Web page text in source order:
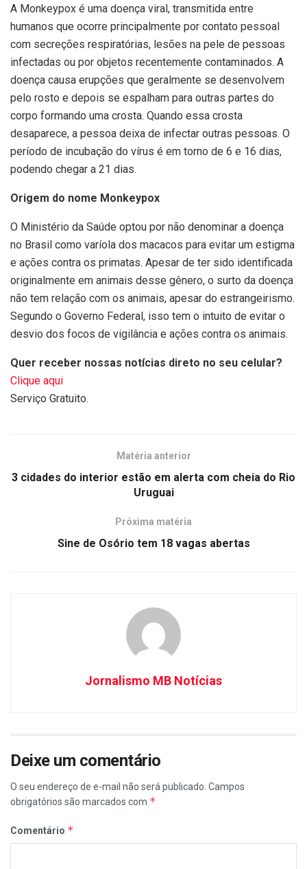
A Monkeypox é uma doença viral, transmitida entre
humanos que ocorre principalmente por contato pessoal
com secreções respiratórias, lesões na pele de pessoas
infectadas ou por objetos recentemente contaminados. A
doença causa erupções que geralmente se desenvolvem
pelo rosto e depois se espalham para outras partes do
corpo formando uma crosta. Quando essa crosta
desaparece, a pessoa deixa de infectar outras pessoas. O
período de incubação do vírus é em torno de 6 e 16 dias,
podendo chegar a 21 dias.
Origem do nome Monkeypox
O Ministério da Saúde optou por não denominar a doença
no Brasil como varíola dos macacos para evitar um estigma
e ações contra os primatas. Apesar de ter sido identificada
originalmente em animais desse gênero, o surto da doença
não tem relação com os animais, apesar do estrangeirismo.
Segundo o Governo Federal, isso tem o intuito de evitar o
desvio dos focos de vigilância e ações contra os animais.
Quer receber nossas notícias direto no seu celular?
Clique aqui
Serviço Gratuito.
Matéria anterior
3 cidades do interior estão em alerta com cheia do Rio
Uruguai
Próxima matéria
Sine de Osório tem 18 vagas abertas
Jornalismo MB Notícias
Deixe um comentário
O seu endereço de e-mail não será publicado. Campos
obrigatórios são marcados com *
Comentário *